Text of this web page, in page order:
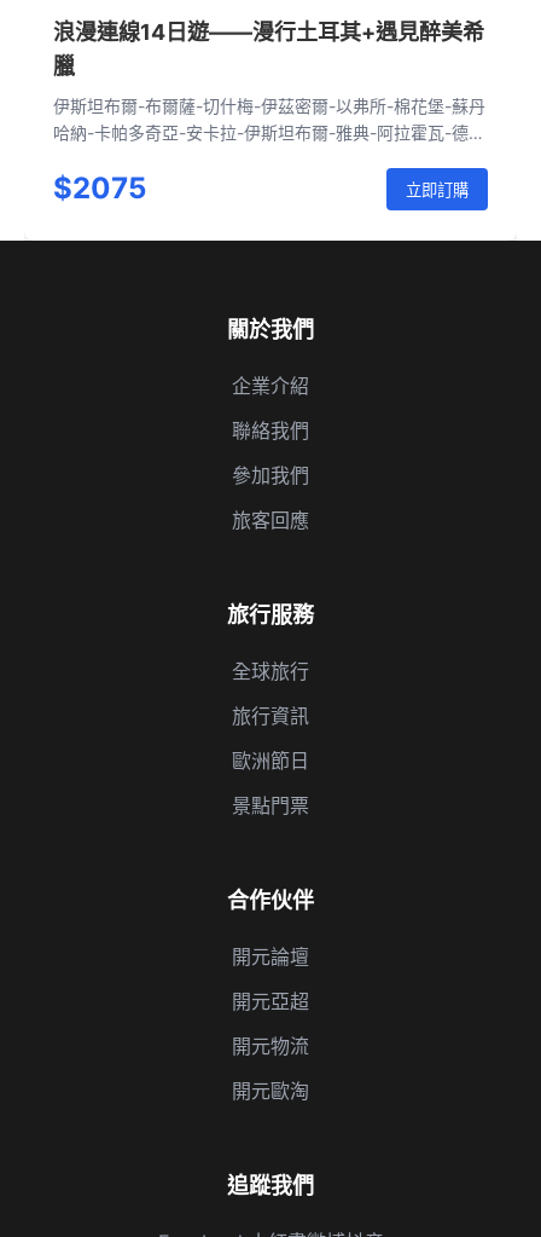
浪漫連線14日遊——漫行土耳其+遇見醉美希
臘
伊斯坦布爾-布爾薩-切什梅-伊茲密爾-以弗所-棉花堡-蘇丹
哈納-卡帕多奇亞-安卡拉-伊斯坦布爾-雅典-阿拉霍瓦-德爾
$2075 立即訂購
關於我們
企業介紹
聯絡我們
參加我們
旅客回應
旅行服務
全球旅行
旅行資訊
歐洲節日
景點門票
合作伙伴
開元論壇
開元亞超
開元物流
開元歐淘
追蹤我們